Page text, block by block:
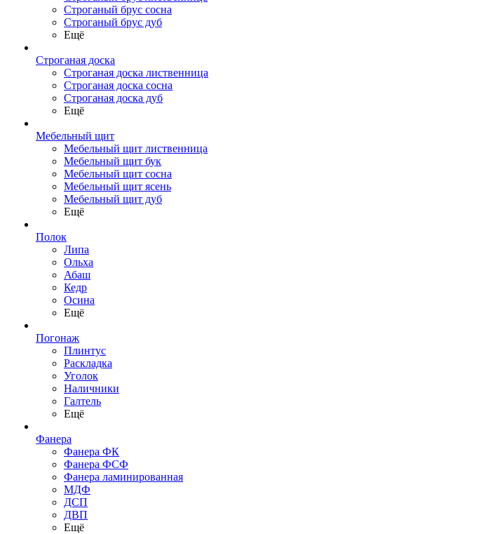
Строганый брус сосна
Строганый брус дуб
Ещё
Строганая доска
Строганая доска лиственница
Строганая доска сосна
Строганая доска дуб
Ещё
Мебельный щит
Мебельный щит лиственница
Мебельный щит бук
Мебельный щит сосна
Мебельный щит ясень
Мебельный щит дуб
Ещё
Полок
Липа
Ольха
Абаш
Кедр
Осина
Ещё
Погонаж
Плинтус
Раскладка
Уголок
Наличники
Галтель
Ещё
Фанера
Фанера ФК
Фанера ФСФ
Фанера ламинированная
МДФ
ДСП
ДВП
Ещё